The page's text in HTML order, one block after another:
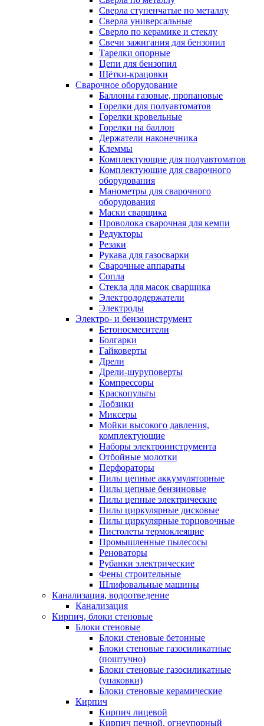
Сверла ступенчатые по металлу
Сверла универсальные
Сверло по керамике и стеклу
Свечи зажигания для бензопил
Тарелки опорные
Цепи для бензопил
Щётки-крацовки
Сварочное оборудование
Баллоны газовые, пропановые
Горелки для полуавтоматов
Горелки кровельные
Горелки на баллон
Держатели наконечника
Клеммы
Комплектующие для полуавтоматов
Комплектующие для сварочного
оборудования
Манометры для сварочного
оборудования
Маски сварщика
Проволока сварочная для кемпи
Редукторы
Резаки
Рукава для газосварки
Сварочные аппараты
Сопла
Стекла для масок сварщика
Электрододержатели
Электроды
Электро- и бензоинструмент
Бетоносмесители
Болгарки
Гайковерты
Дрели
Дрели-шуруповерты
Компрессоры
Краскопульты
Лобзики
Миксеры
Мойки высокого давления,
комплектующие
Наборы электроинструмента
Отбойные молотки
Перфораторы
Пилы цепные аккумуляторные
Пилы цепные бензиновые
Пилы цепные электрические
Пилы циркулярные дисковые
Пилы циркулярные торцовочные
Пистолеты термоклеящие
Промышленные пылесосы
Реноваторы
Рубанки электрические
Фены строительные
Шлифовальные машины
Канализация, водоотведение
Канализация
Кирпич, блоки стеновые
Блоки стеновые
Блоки стеновые бетонные
Блоки стеновые газосиликатные
(поштучно)
Блоки стеновые газосиликатные
(упаковки)
Блоки стеновые керамические
Кирпич
Кирпич лицевой
Кирпич печной, огнеупорный